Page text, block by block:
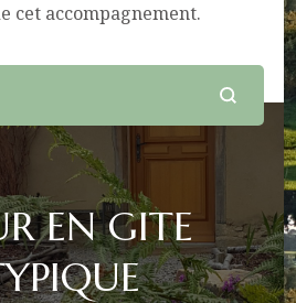
cet accompagnement.
EN GITE